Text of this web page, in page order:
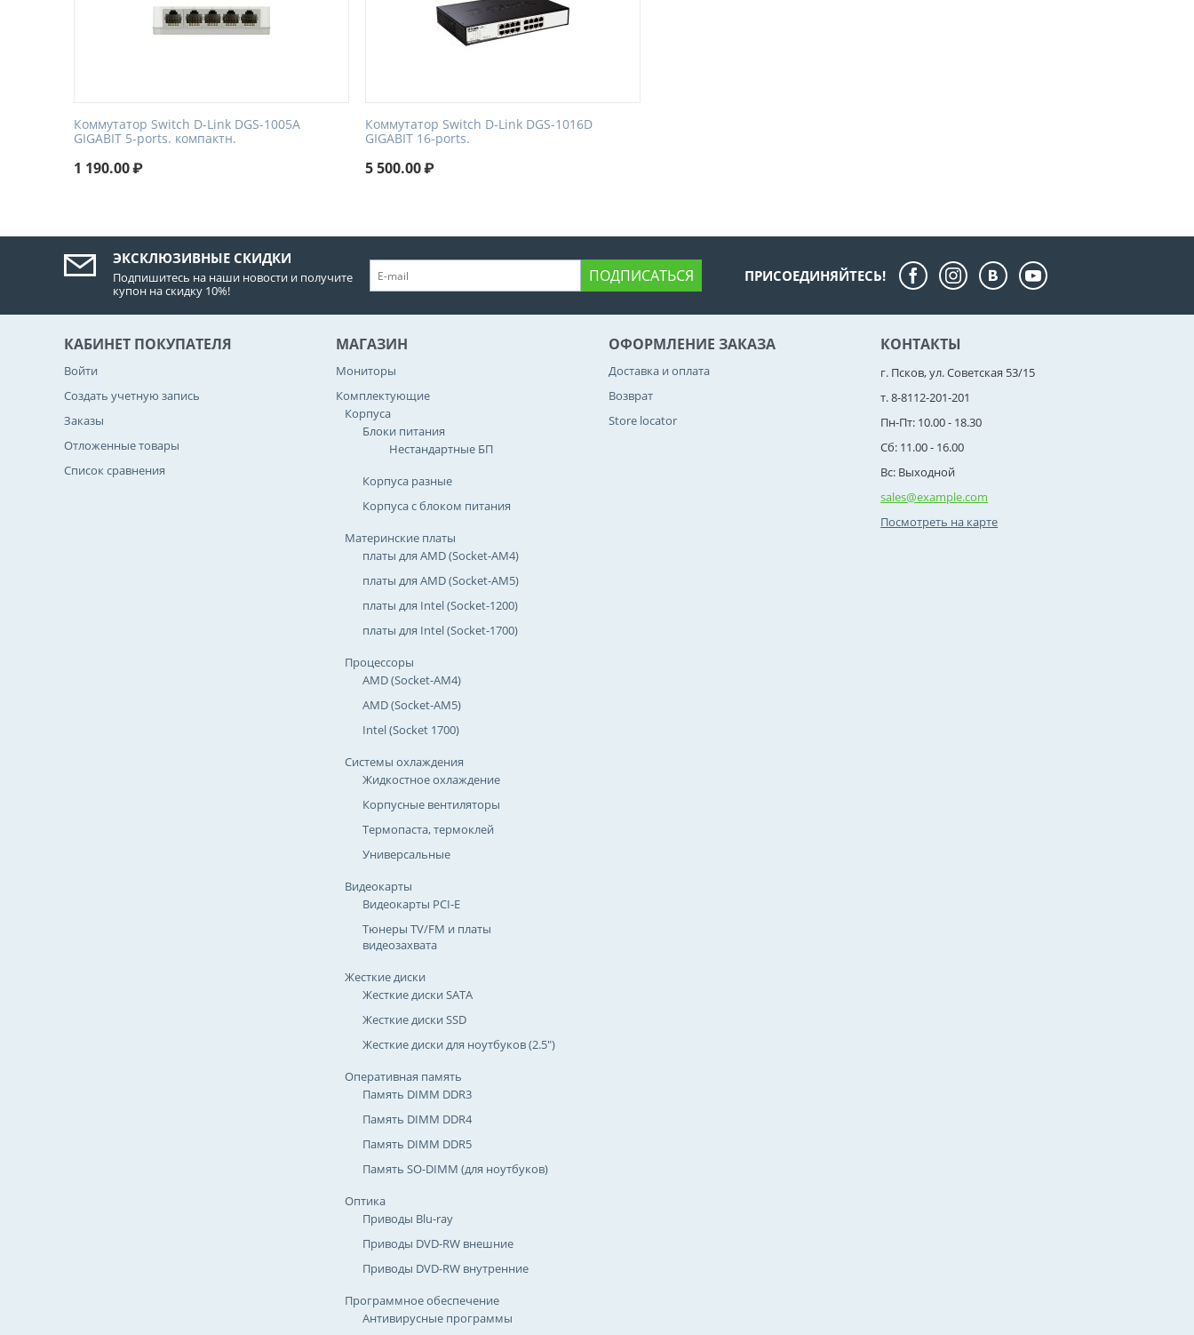
Коммутатор Switch D-Link DGS-1005A
GIGABIT 5-ports. компактн.
1 190.00₽
Коммутатор Switch D-Link DGS-1016D
GIGABIT 16-ports.
5 500.00₽
ЭКСКЛЮЗИВНЫЕ СКИДКИ
Подпишитесь на наши новости и получите
купон на скидку 10%!
ПОДПИСАТЬСЯ ПРИСОЕДИНЯЙТЕСЬ!
КАБИНЕТ ПОКУПАТЕЛЯ
Войти
Создать учетную запись
Заказы
Отложенные товары
Список сравнения
МАГАЗИН
Мониторы
Комплектующие
Корпуса
Блоки питания
Нестандартные БП
Корпуса разные
Корпуса с блоком питания
Материнские платы
платы для AMD (Socket-AM4)
платы для AMD (Socket-AM5)
платы для Intel (Socket-1200)
платы для Intel (Socket-1700)
Процессоры
AMD (Socket-AM4)
AMD (Socket-AM5)
Intel (Socket 1700)
Системы охлаждения
Жидкостное охлаждение
Корпусные вентиляторы
Термопаста, термоклей
Универсальные
Видеокарты
Видеокарты PCI-E
Тюнеры TV/FM и платы
видеозахвата
Жесткие диски
Жесткие диски SATA
Жесткие диски SSD
Жесткие диски для ноутбуков (2.5")
Оперативная память
Память DIMM DDR3
Память DIMM DDR4
Память DIMM DDR5
Память SO-DIMM (для ноутбуков)
Оптика
Приводы Blu-ray
Приводы DVD-RW внешние
Приводы DVD-RW внутренние
Программное обеспечение
Антивирусные программы
ОФОРМЛЕНИЕ ЗАКАЗА
Доставка и оплата
Возврат
Store locator
КОНТАКТЫ
г. Псков, ул. Советская 53/15
т. 8-8112-201-201
Пн-Пт: 10.00 - 18.30
Сб: 11.00 - 16.00
Вс: Выходной
sales@example.com
Посмотреть на карте